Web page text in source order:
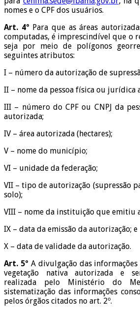
nomes e o CPF dos usuários.
Art. 4º Para que as áreas
computadas, é imprescindível que o
seja por meio de polígonos
seguintes atributos:
I – número da autorização de
II – nome da pessoa física ou jurídica
III – número do CPF ou CNPJ da
autorizada;
IV – área autorizada (hectares);
V – nome do município;
VI – unidade da federação;
VII – tipo de autorização (supressão
solo);
VIII – nome da instituição que emitiu
IX – data da emissão da autorização; e
X – data de validade da autorização.
Art. 5º A divulgação das
vegetação nativa autorizada e
realizada pelo Ministério do
sistematização das informações
pelos órgãos citados no art. 2º.